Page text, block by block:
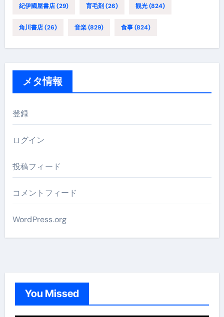
紀伊國屋書店(29) 育毛剤(26) 観光(824)
角川書店(26) 音楽(829) 食事(824)
メタ情報
登録
ログイン
投稿フィード
コメントフィード
WordPress.org
You Missed